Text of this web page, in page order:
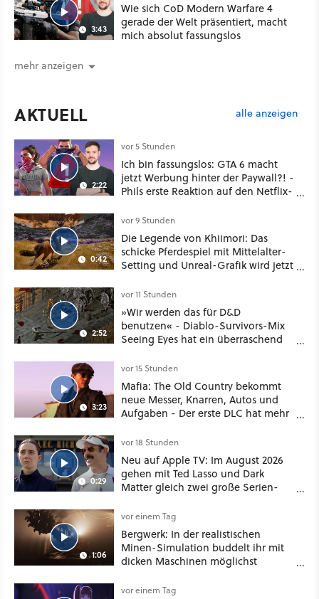
3:43
Wie sich CoD Modern Warfare 4
gerade der Welt präsentiert, macht
mich absolut fassungslos
mehr anzeigen
AKTUELL alle anzeigen
2:22
vor 5 Stunden
Ich bin fassungslos: GTA 6 macht
jetzt Werbung hinter der Paywall?! -
Phils erste Reaktion auf den Netflix-
0:42
vor 9 Stunden
Die Legende von Khiimori: Das
schicke Pferdespiel mit Mittelalter-
Setting und Unreal-Grafik wird jetzt
2:52
vor 11 Stunden
»Wir werden das für D&D
benutzen« - Diablo-Survivors-Mix
Seeing Eyes hat ein überraschend
3:23
vor 15 Stunden
Mafia: The Old Country bekommt
neue Messer, Knarren, Autos und
Aufgaben - Der erste DLC hat mehr
0:29
vor 18 Stunden
Neu auf Apple TV: Im August 2026
gehen mit Ted Lasso und Dark
Matter gleich zwei große Serien-
1:06
vor einem Tag
Bergwerk: In der realistischen
Minen-Simulation buddelt ihr mit
dicken Maschinen möglichst
vor einem Tag